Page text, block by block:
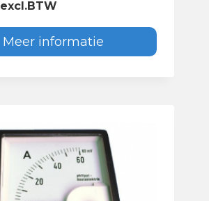
excl.BTW
Meer informatie